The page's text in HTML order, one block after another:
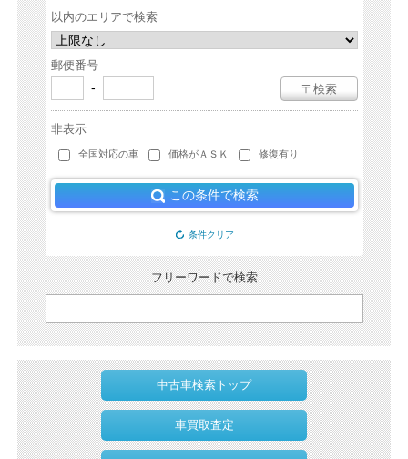
以内のエリアで検索
郵便番号
- 〒検索
非表示
全国対応の車 価格がＡＳＫ 修復有り
この条件で検索
条件クリア
フリーワードで検索
中古車検索トップ
車買取査定